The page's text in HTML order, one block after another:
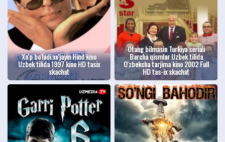
Xo'p bo'ladi xo'jayin Hind kino
Uzbek tilida 1997 kino HD tasix
skachat
Otang bilmasin Turkiya seriali
Barcha qismlar Uzbek tilida
O'zbekcha tarjima kino 2002 Full
HD tas-ix skachat